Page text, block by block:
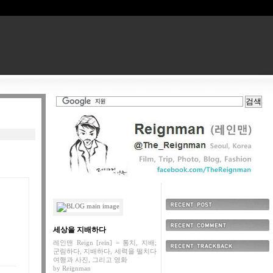
세상을 지배하다
레인맨 Reign [rein] = 통치, 지배;
군림하다, 지배하다, 세력을 떨치다
여행과 사진, 그리고 영화
by Reignman